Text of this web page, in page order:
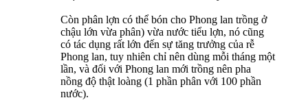
Còn phân lợn có thể bón cho Phong lan trồng ở
chậu lớn vừa phân) vừa nước tiểu lợn, nó cũng
có tác dụng rất lớn đến sự tăng trưởng của rễ
Phong lan, tuy nhiên chỉ nên dùng mỗi tháng một
lần, và đối với Phong lan mới trồng nên pha
nồng độ thật loàng (1 phần phân với 100 phần
nước).